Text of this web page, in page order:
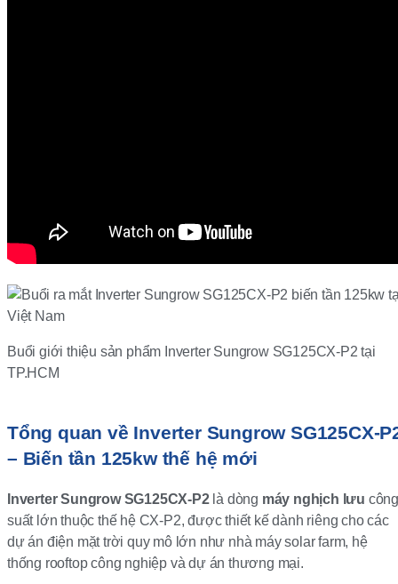
Buổi giới thiệu sản phẩm Inverter Sungrow SG125CX-P2 tại
TP.HCM
Tổng quan về Inverter Sungrow SG125CX-
– Biến tần 125kw thế hệ mới
Inverter Sungrow SG125CX-P2là dòng máy nghịch lưu
suất lớn thuộc thế hệ CX-P2, được thiết kế dành riêng cho các
dự án điện mặt trời quy mô lớn như nhà máy solar farm, hệ
thống rooftop công nghiệp và dự án thương mại.